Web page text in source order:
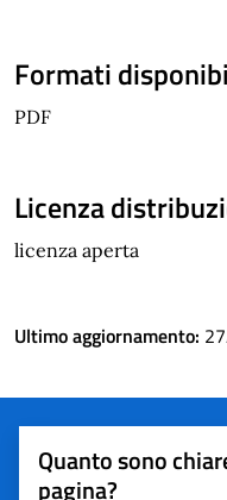
Formati
PDF
Licenza
licenza aperta
Ultimo aggiornamento:
Quanto sono
pagina?